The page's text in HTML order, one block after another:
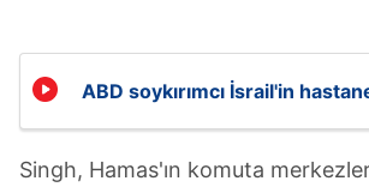
ABD soykırımcı İsrail'in
Singh, Hamas'ın komuta